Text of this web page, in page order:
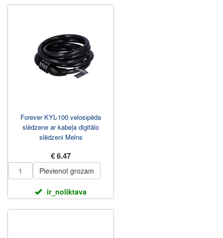
Forever KYL-100 velosipēda
slēdzene ar kabeļa digitālo
slēdzeni Melns
€ 6.47
Pievienot grozam
ir_noliktava